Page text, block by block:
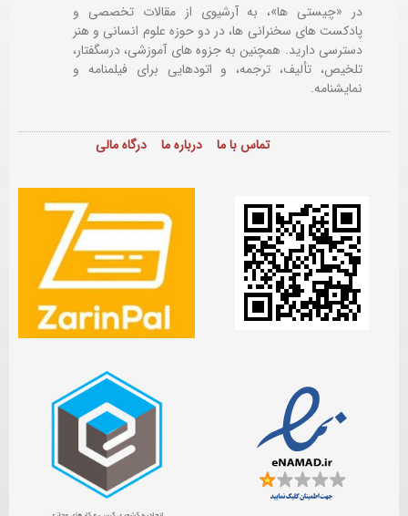
در «چیستی ها»، به آرشیوی از مقالات تخصصی و
پادکست های سخنرانی ها، در دو حوزه علوم انسانی و هنر
دسترسی دارید. همچنین به جزوه های آموزشی، درسگفتار،
تلخیص، تألیف، ترجمه، و اتودهایی برایفیلمنامه و
نمایشنامه.
تماس با ما درباره ما درگاه مالی